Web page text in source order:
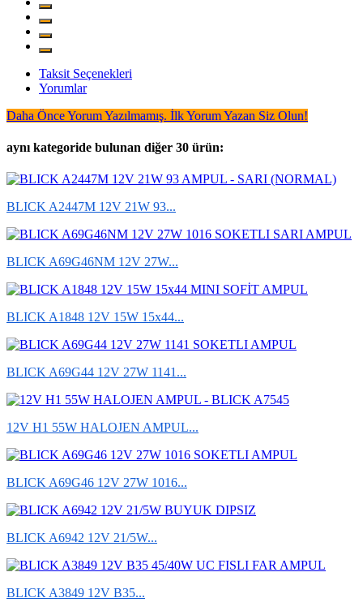
Taksit Seçenekleri
Yorumlar
Daha Önce Yorum Yazılmamış. İlk Yorum Yazan Siz Olun!
aynı kategoride bulunan diğer 30 ürün:
BLICK A2447M 12V 21W 93...
BLICK A69G46NM 12V 27W...
BLICK A1848 12V 15W 15x44...
BLICK A69G44 12V 27W 1141...
12V H1 55W HALOJEN AMPUL...
BLICK A69G46 12V 27W 1016...
BLICK A6942 12V 21/5W...
BLICK A3849 12V B35...